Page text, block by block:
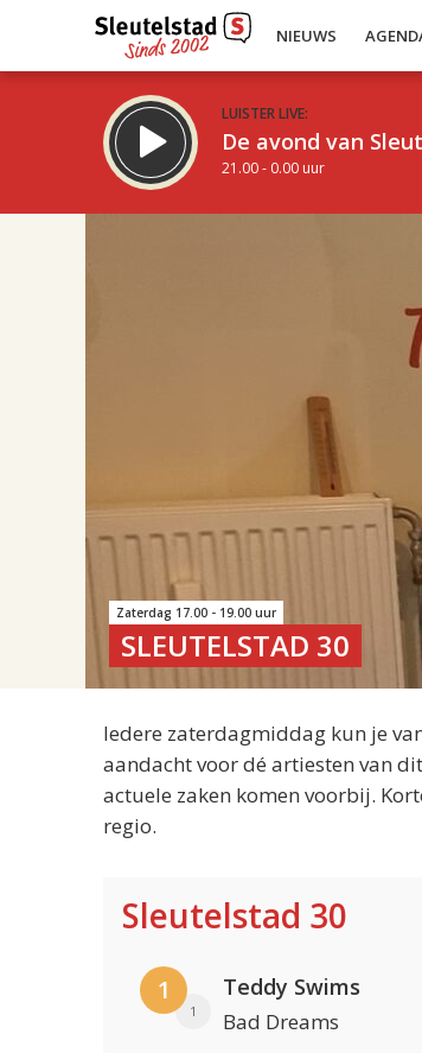
NIEUWS
LUISTER LIVE:
De avond van
21.00 - 0.00 uur
Zaterdag 17.00 - 19.00 uur
SLEUTELSTAD 30
Iedere zaterdagmiddag kun je
aandacht voor dé artiesten van
actuele zaken komen voorbij.
regio.
Sleutelstad 30
1
1
Teddy Swims
Bad Dreams